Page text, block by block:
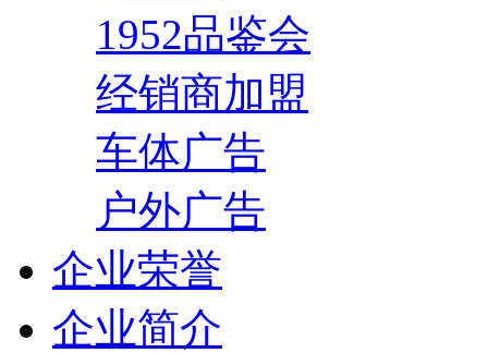
1952品鉴会
经销商加盟
车体广告
户外广告
企业荣誉
企业简介